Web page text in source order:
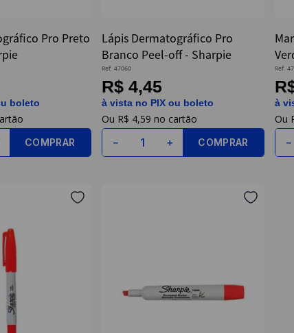
Pro Preto
boleto
COMPRAR
Lápis Dermatográfico Pro
Branco Peel-off - Sharpie
Ref. 47060
R$ 4,45
à vista no PIX ou boleto
R$ 4,59
＋
－ COMPRAR
Ref.
à
－